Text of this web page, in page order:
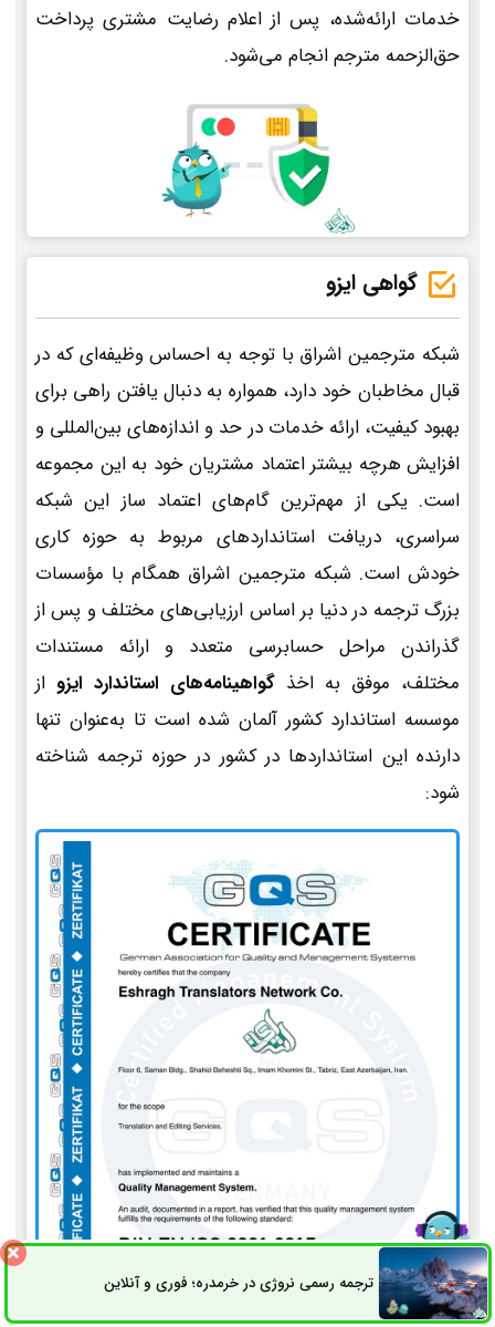
خدمات ارائه‌شده، پس از اعلام رضایت مشتری پرداخت
حق‌الزحمه مترجم انجام می‌شود.
گواهی ایزو
شبکه مترجمین اشراق با توجه به احساس وظیفه‌ای که در
قبال مخاطبان خود دارد، همواره به دنبال یافتن راهی برای
بهبود کیفیت، ارائه خدمات در حد و اندازه‌های بین‌المللی و
افزایش هرچه بیشتر اعتماد مشتریان خود به این مجموعه
است. یکی از مهم‌ترین گام‌های اعتماد ساز این شبکه
سراسری، دریافت استانداردهای مربوط به حوزه کاری
خودش است. شبکه مترجمین اشراق همگام با مؤسسات
بزرگ ترجمه در دنیا بر اساس ارزیابی‌های مختلف و پس از
گذراندن مراحل حسابرسی متعدد و ارائه مستندات
مختلف، موفق به اخذ گواهینامه‌های استاندارد ایزو از
موسسه استاندارد کشور آلمان شده است تا به‌عنوان تنها
دارنده این استانداردها در کشور در حوزه ترجمه شناخته
شود:
ترجمه رسمی نروژی در خرمدره؛ فوری و آنلاینثبت سفارش راه های ارتباطی